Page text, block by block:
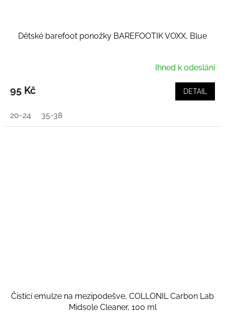
Dětské barefoot ponožky BAREFOOTIK VOXX, Blue
Ihned k odeslání
95 Kč DETAIL
20-24 35-38
Čistící emulze na mezipodešve, COLLONIL Carbon Lab
Midsole Cleaner, 100 ml